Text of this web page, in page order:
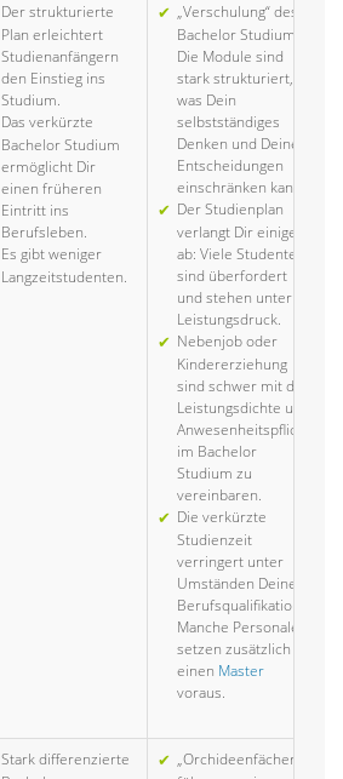
Der strukturierte
Plan erleichtert
Studienanfängern
den Einstieg ins
Studium.
Das verkürzte
Bachelor Studium
ermöglicht Dir
einen früheren
Eintritt ins
Berufsleben.
Es gibt weniger
Langzeitstudenten.
„Verschulung“ des
Bachelor Studiums:
Die Module sind
stark strukturiert,
was Dein
selbstständiges
Denken und Deine
Entscheidungen
einschränken kann.
Der Studienplan
verlangt Dir einiges
ab: Viele Studenten
sind überfordert
und stehen unter
Leistungsdruck.
Nebenjob oder
Kindererziehung
sind schwer mit der
Leistungsdichte und
Anwesenheitspflicht
im Bachelor
Studium zu
vereinbaren.
Die verkürzte
Studienzeit
verringert unter
Umständen Deine
Berufsqualifikation.
Manche Personaler
setzen zusätzlich
einen Master
voraus.
Stark differenzierte
„Orchideenfächer“